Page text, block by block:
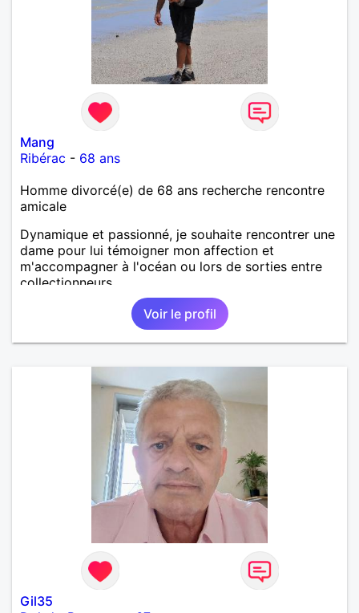
Mang
Ribérac - 68 ans
Homme divorcé(e) de 68 ans recherche rencontre
amicale
Dynamique et passionné, je souhaite rencontrer une
dame pour lui témoigner mon affection et
m'accompagner à l'océan ou lors de sorties entre
collectionneurs.
Voir le profil
Gil35